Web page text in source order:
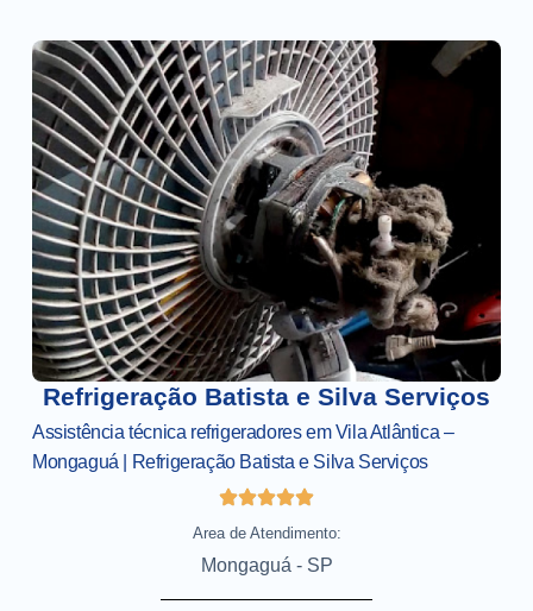
Refrigeração Batista e Silva Serviços
Assistência técnica refrigeradores em Vila Atlântica –
Mongaguá | Refrigeração Batista e Silva Serviços
Area de Atendimento:
Mongaguá - SP